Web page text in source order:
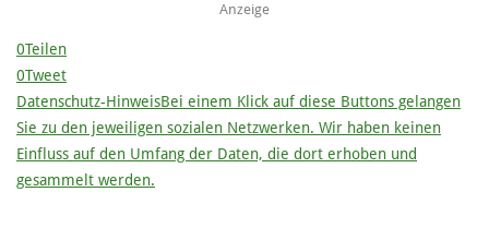
Anzeige
0Teilen
0Tweet
Datenschutz-HinweisBei einem Klick auf diese Buttons gelangen
Sie zu den jeweiligen sozialen Netzwerken. Wir haben keinen
Einfluss auf den Umfang der Daten, die dort erhoben und
gesammelt werden.